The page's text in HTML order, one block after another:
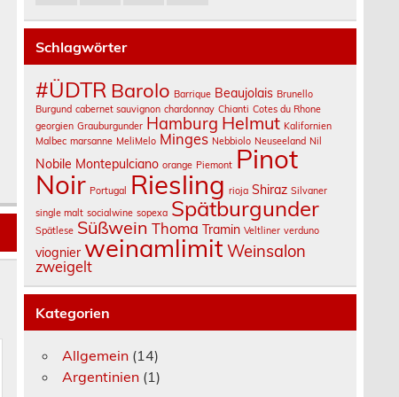
Schlagwörter
#ÜDTR Barolo Barrique Beaujolais Brunello
Burgund cabernet sauvignon chardonnay Chianti Cotes du Rhone
georgien Grauburgunder Hamburg Helmut Kalifornien
Malbec marsanne MeliMelo Minges Nebbiolo Neuseeland Nil
Nobile Montepulciano orange Piemont Pinot
Noir Portugal Riesling rioja Shiraz Silvaner
single malt socialwine sopexa Spätburgunder
Spätlese Süßwein Thoma Tramin Veltliner verduno
viognier weinamlimit Weinsalon
zweigelt
Kategorien
Allgemein (14)
Argentinien (1)